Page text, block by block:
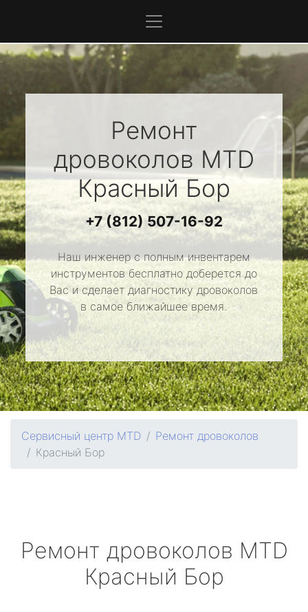
Ремонт
дровоколов MTD
Красный Бор
+7 (812) 507-16-92
Наш инженер с полным инвентарем
инструментов бесплатно доберется до
Вас и сделает диагностику дровоколов
в самое ближайшее время.
Сервисный центр MTD
Ремонт дровоколов
Красный Бор
Ремонт дровоколов MTD
Красный Бор